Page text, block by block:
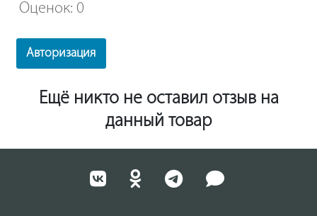
Оценок: 0
Авторизация
Ещё никто не оставил отзыв на
данный товар